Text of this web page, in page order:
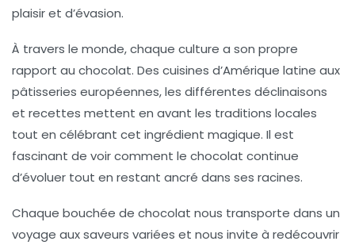
plaisiret d’évasion.
À travers le monde, chaque culture a son propre
rapport au chocolat. Des cuisines d’Amérique latine aux
pâtisseries européennes, les différentes déclinaisons
et recettes mettent en avant les traditions locales
tout en célébrant cet ingrédient magique. Il est
fascinant de voir comment le chocolat continue
d’évoluer tout en restant ancré dans ses racines.
Chaque bouchée de chocolat nous transporte dans un
voyage auxsaveurs variées et nous invite à redécouvrir